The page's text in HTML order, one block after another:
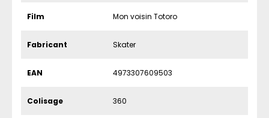
Film Mon voisin Totoro
Fabricant Skater
EAN 4973307609503
Colisage 360